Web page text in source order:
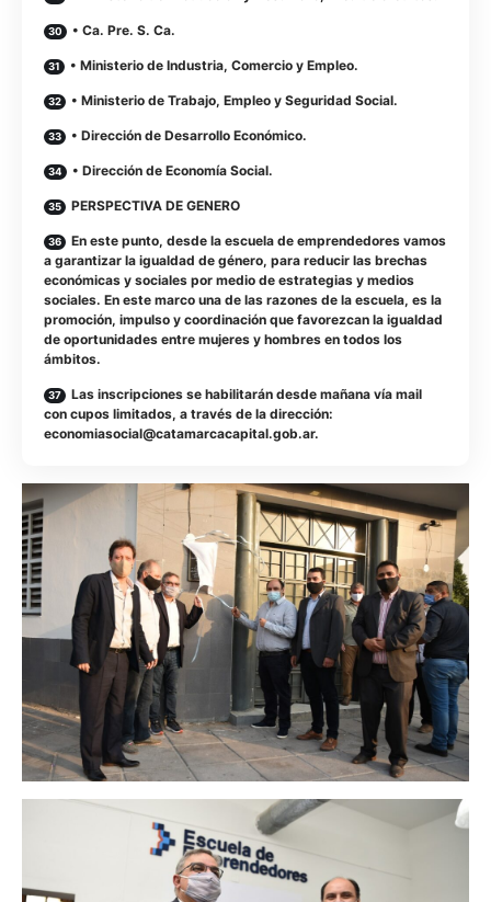
• Ca. Pre. S. Ca.
• Ministerio de Industria, Comercio y Empleo.
• Ministerio de Trabajo, Empleo y Seguridad Social.
• Dirección de Desarrollo Económico.
• Dirección de Economía Social.
PERSPECTIVA DE GENERO
En este punto, desde la escuela de emprendedores vamos
a garantizar la igualdad de género, para reducir las brechas
económicas y sociales por medio de estrategias y medios
sociales. En este marco una de las razones de la escuela, es la
promoción, impulso y coordinación que favorezcan la igualdad
de oportunidades entre mujeres y hombres en todos los
ámbitos.
Las inscripciones se habilitarán desde mañana vía mail
con cupos limitados, a través de la dirección:
economiasocial@catamarcacapital.gob.ar.